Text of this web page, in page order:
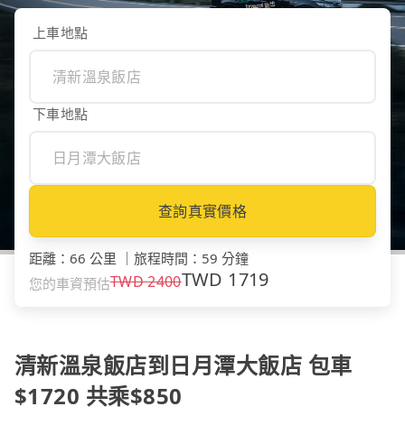
上車地點
下車地點
查詢真實價格
距離 ： 66 公里 ｜ 旅程時間 ： 59 分鐘
您的車資預估TWD2400TWD 1719
清新溫泉飯店到日月潭大飯店 包車
$1720 共乘$850